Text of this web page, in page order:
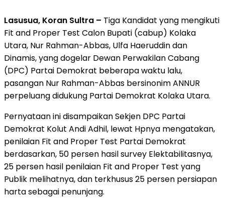
Lasusua, Koran Sultra – Tiga Kandidat yang mengikuti
Fit and Proper Test Calon Bupati (cabup) Kolaka
Utara, Nur Rahman-Abbas, Ulfa Haeruddin dan
Dinamis, yang dogelar Dewan Perwakilan Cabang
(DPC) Partai Demokrat beberapa waktu lalu,
pasangan Nur Rahman-Abbas bersinonim ANNUR
perpeluang didukung Partai Demokrat Kolaka Utara.
Pernyataan ini disampaikan Sekjen DPC Partai
Demokrat Kolut Andi Adhil, lewat Hpnya mengatakan,
penilaian Fit and Proper Test Partai Demokrat
berdasarkan, 50 persen hasil survey Elektabilitasnya,
25 persen hasil penilaian Fit and Proper Test yang
Publik melihatnya, dan terkhusus 25 persen persiapan
harta sebagai penunjang.